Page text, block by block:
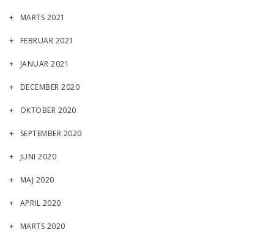
MARTS 2021
FEBRUAR 2021
JANUAR 2021
DECEMBER 2020
OKTOBER 2020
SEPTEMBER 2020
JUNI 2020
MAJ 2020
APRIL 2020
MARTS 2020